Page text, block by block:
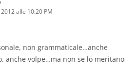
alle 10:20 PM
non grammaticale…anche
anche volpe…ma non se lo meritano